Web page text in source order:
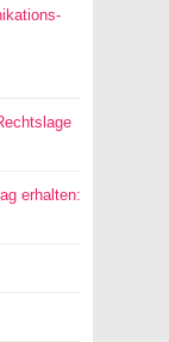
erhalten: